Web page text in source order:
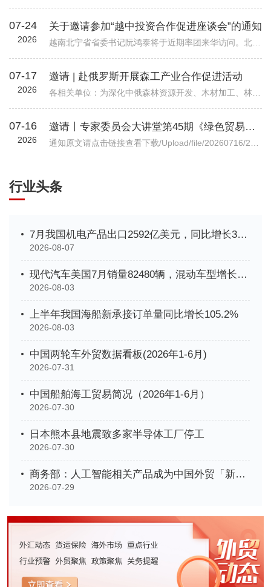
07-24
2026
关于邀请参加“越中投资合作促进座谈会”的通知
07-17
2026
邀请 | 赴俄罗斯开展森工产业合作促进活动
07-16
2026
邀请丨专家委员会大讲堂第45期《绿色贸易时代下的企业碳管理升级路径—从合规到竞争力》公益讲座
行业头条
7月我国机电产品出口2592亿美元，同比增长33.9%
2026-08-07
现代汽车美国7月销量82480辆，混动车型增长35%创新高
2026-08-03
上半年我国海船新承接订单量同比增长105.2%
2026-08-03
中国两轮车外贸数据看板(2026年1-6月)
2026-07-31
中国船舶海工贸易简况（2026年1-6月）
2026-07-30
日本熊本县地震致多家半导体工厂停工
2026-07-30
商务部：人工智能相关产品成为中国外贸「新名片」
2026-07-29